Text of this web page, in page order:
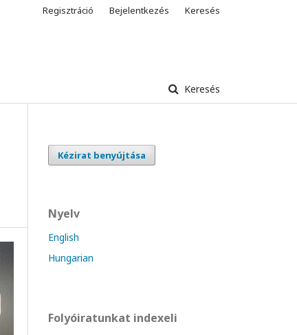
Keresés
Regisztráció Bejelentkezés Keresés
Kézirat benyújtása
Nyelv
English
Hungarian
Folyóiratunkat indexeli